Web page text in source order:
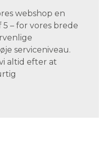
webshop en
– for vores brede
serviceniveau.
altid efter at